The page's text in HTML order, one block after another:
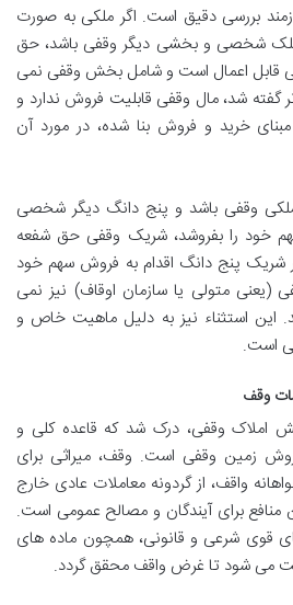
بررسی دقیق است. اگر ملکی به صورت
شخصی و بخشی دیگر وقفی باشد، حق
قابل اعمال است و شامل بخش وقفی نمی
گفته شد، مال وقفی قابلیت فروش ندارد و
خرید و فروش بنا شده، در مورد آن
وقفی باشد و پنج دانگ دیگر شخصی
خود را بفروشد، شریک وقفی حق شفعه
شریک پنج دانگ اقدام به فروش سهم خود
(یعنی متولی یا سازمان اوقاف) نیز نمی
این استثناء نیز به دلیل ماهیت خاص و
است.
وقف
املاک وقفی، درک شد که قاعده کلی و
زمین وقفی است. وقف، میراثی برای
واقف، از گردونه معاملات عادی خارج
برای آیندگان و مصالح عمومی است.
قوی شرعی و قانونی، همچون ماده های